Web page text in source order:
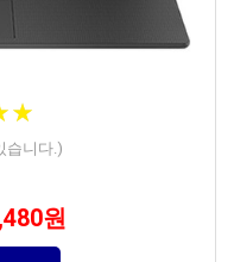
★
★
습니다.)
원